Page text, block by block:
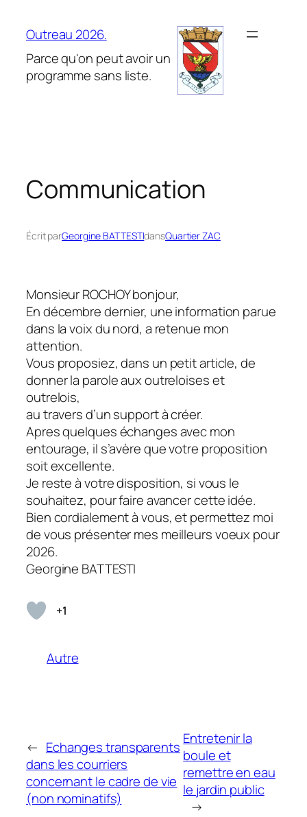
Outreau 2026.
Parce qu'on peut avoir un
programme sans liste.
Communication
Écrit parGeorgine BATTESTIdansQuartier ZAC
Monsieur ROCHOY bonjour,
En décembre dernier, une information parue
dans la voix du nord, a retenue mon
attention.
Vous proposiez, dans un petit article, de
donner la parole aux outreloises et
outrelois,
au travers d’un support à créer.
Apres quelques échanges avec mon
entourage, il s’avère que votre proposition
soit excellente.
Je reste à votre disposition, si vous le
souhaitez, pour faire avancer cette idée.
Bien cordialement à vous, et permettez moi
de vous présenter mes meilleurs voeux pour
2026.
Georgine BATTESTI
+1
Autre
← Echanges transparents
dans les courriers
concernant le cadre de vie
(non nominatifs)
Entretenir la
boule et
remettre en eau
le jardin public
→